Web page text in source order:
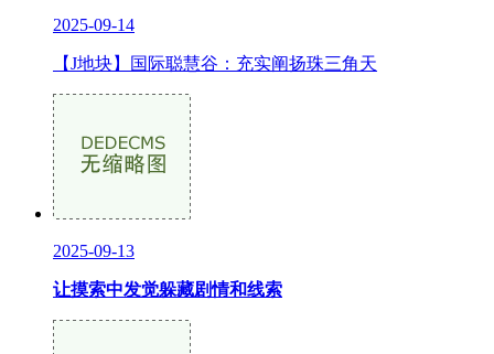
2025-09-14
【J地块】国际聪慧谷：充实阐扬珠三角天
2025-09-13
让摸索中发觉躲藏剧情和线索